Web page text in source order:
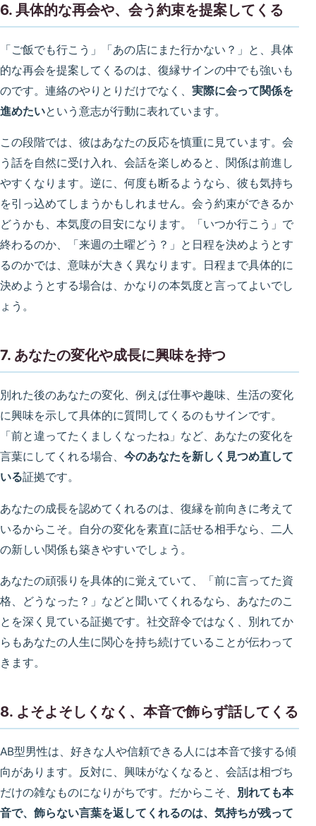
6. 具体的な再会や、会う約束を提案してくる
「ご飯でも行こう」「あの店にまた行かない？」と、具体
的な再会を提案してくるのは、復縁サインの中でも強いも
のです。連絡のやりとりだけでなく、 実際に会って関係を
進めたいという意志が行動に表れています。
この段階では、彼はあなたの反応を慎重に見ています。会
う話を自然に受け入れ、会話を楽しめると、関係は前進し
やすくなります。逆に、何度も断るようなら、彼も気持ち
を引っ込めてしまうかもしれません。会う約束ができるか
どうかも、本気度の目安になります。「いつか行こう」で
終わるのか、「来週の土曜どう？」と日程を決めようとす
るのかでは、意味が大きく異なります。日程まで具体的に
決めようとする場合は、かなりの本気度と言ってよいでし
ょう。
7. あなたの変化や成長に興味を持つ
別れた後のあなたの変化、例えば仕事や趣味、生活の変化
に興味を示して具体的に質問してくるのもサインです。
「前と違ってたくましくなったね」など、あなたの変化を
言葉にしてくれる場合、 今のあなたを新しく見つめ直して
いる証拠です。
あなたの成長を認めてくれるのは、復縁を前向きに考えて
いるからこそ。自分の変化を素直に話せる相手なら、二人
の新しい関係も築きやすいでしょう。
あなたの頑張りを具体的に覚えていて、「前に言ってた資
格、どうなった？」などと聞いてくれるなら、あなたのこ
とを深く見ている証拠です。社交辞令ではなく、別れてか
らもあなたの人生に関心を持ち続けていることが伝わって
きます。
8. よそよそしくなく、本音で飾らず話してくる
AB型男性は、好きな人や信頼できる人には本音で接する傾
向があります。反対に、興味がなくなると、会話は相づち
だけの雑なものになりがちです。だからこそ、 別れても本
音で、飾らない言葉を返してくれるのは、気持ちが残って